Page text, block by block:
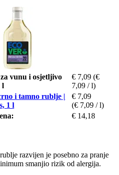
vunu i osjetljivo
l
€ 7,09 (€
7,09 / l)
i tamno rublje |
1 l
€ 7,09
(€ 7,09 / l)
€ 14,18
razvijen je posebno za pranje
smanjio rizik od alergija.